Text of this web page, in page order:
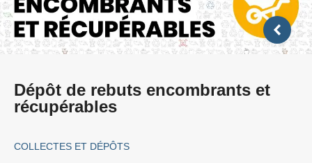
Dépôt de rebuts encombrants et
récupérables
COLLECTES ET DÉPÔTS